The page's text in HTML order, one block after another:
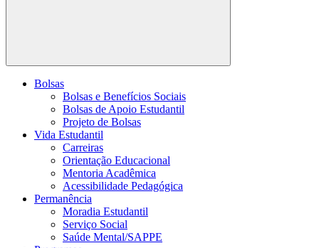
Buscar
Bolsas
Bolsas e Benefícios Sociais
Bolsas de Apoio Estudantil
Projeto de Bolsas
Vida Estudantil
Carreiras
Orientação Educacional
Mentoria Acadêmica
Acessibilidade Pedagógica
Permanência
Moradia Estudantil
Serviço Social
Saúde Mental/SAPPE